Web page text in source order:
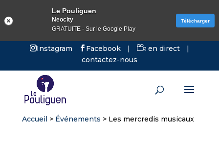
Instagram Facebook | en direct
|
contactez-nous
Accueil> Événements > Les mercredis musicaux
Le Pouliguen
Neocity
GRATUITE - Sur le Google Play
Télécharger